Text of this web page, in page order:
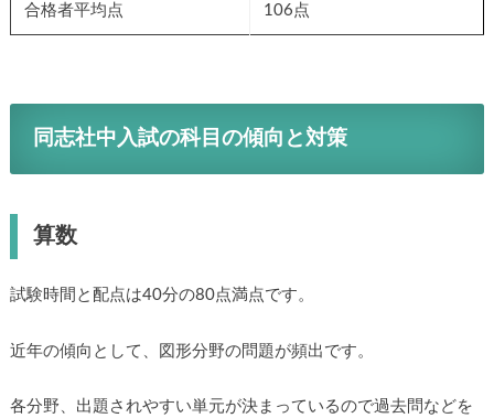
合格者平均点 106点
同志社中入試の科目の傾向と対策
算数
試験時間と配点は40分の80点満点です。
近年の傾向として、図形分野の問題が頻出です。
各分野、出題されやすい単元が決まっているので過去問などを